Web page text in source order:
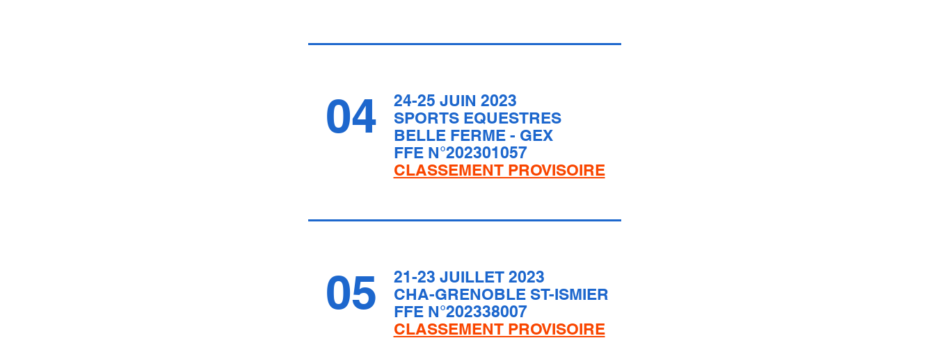
04
24-25 JUIN 2023
SPORTS EQUESTRES
BELLE FERME - GEX
FFE N°202301057
CLASSEMENT PROVISOIRE
05
21-23 JUILLET 2023
CHA-GRENOBLE ST-ISMIER
FFE N°202338007
CLASSEMENT PROVISOIRE